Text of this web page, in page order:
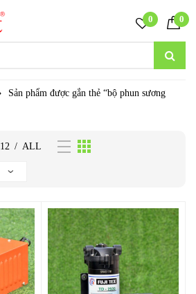
0 0
Sản phẩm được gắn thẻ “bộ phun sương
12 / ALL